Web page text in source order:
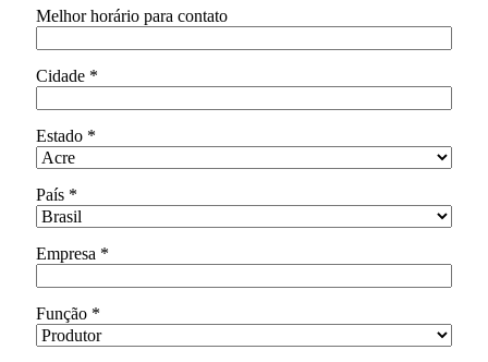
Melhor horário para contato
Cidade *
Estado *
País *
Empresa *
Função *